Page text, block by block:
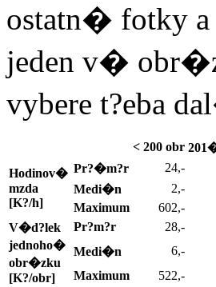
ostatn� fotky
jeden v�
vybere t?eba
< 200 obr
Hodinov�
mzda
[K?/h]
Pr?�m?r 24,-
Medi�n
2,-
Maximum
602,-
V�d?lek
jednoho�
obr�zku
[K?/obr]
Pr?m?r 28,-
Medi�n
6,-
Maximum
522,-